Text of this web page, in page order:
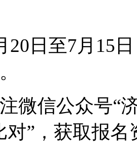
20日至7月15
微信公众号“
对”，获取报